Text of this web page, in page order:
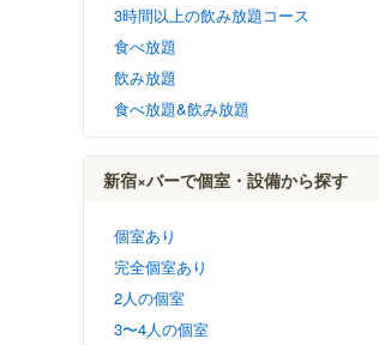
3時間以上の飲み放題コース
食べ放題
飲み放題
食べ放題&飲み放題
新宿×バーで個室・設備から探す
個室あり
完全個室あり
2人の個室
3〜4人の個室